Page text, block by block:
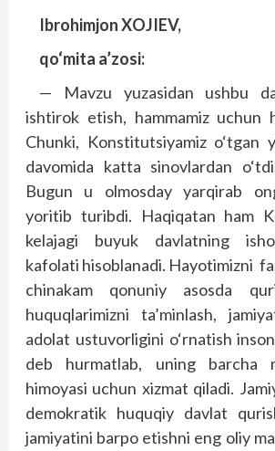
Ibrohimjon XOJIEV,
qo‘mita a’zosi:
— Mavzu yuzasidan ushbu
ishtirok etish, hammamiz uchun
Chunki, Konstitutsiyamiz o‘tgan
davomida katta sinovlardan
Bugun u olmosday yarqirab
yoritib turibdi. Haqiqatan ham
kelajagi buyuk davlatning
kafolati hisoblanadi. Hayotimizni
chinakam qonuniy asosda
huquqlarimizni ta’minlash,
adolat ustuvorligini o‘rnatish
deb hurmatlab, uning barcha
himoyasi uchun xizmat qiladi.
demokratik huquqiy davlat
jamiyatini barpo etishni eng oliy